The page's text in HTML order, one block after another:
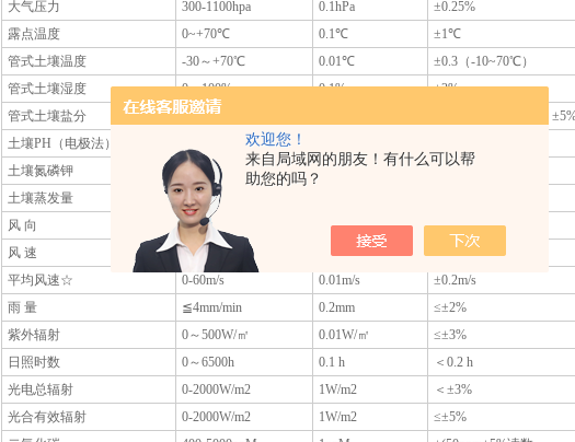
欢迎您！
来自局域网的朋友！有什么可以帮
助您的吗？
大气压力
300-1100hpa 0.1hPa
±0.25%
露点温度
0~+70℃ 0.1℃
±1℃
管式土壤温度
-30～+70℃ 0.01℃
±0.3（-10~70℃）
管式土壤湿度
0～100% 0.1%
±3%
管式土壤盐分
0~20000us/cm
±3（0~10000us/cm）
土壤PH（电极法）
土壤氮磷钾
0~1999mg/kg 1 mg/kg
±2%
土壤蒸发量
0～75mm
风 向
0-360度 0.1度
±1度
风 速
0-60m/s 0.01m/s
±0.2m/s
平均风速☆
0-60m/s 0.01m/s
±0.2m/s
雨 量
≦4mm/min 0.2mm
≤±2%
紫外辐射
0～500W/㎡ 0.01W/㎡
≤±3%
日照时数
0～6500h 0.1 h
＜0.2 h
光电总辐射
0-2000W/m2 1W/m2
＜±3%
光合有效辐射
0-2000W/m2 1W/m2
≤±5%